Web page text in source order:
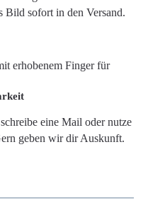
Bild sofort in den Versand.
eine Mail oder nutze
geben wir dir Auskunft.